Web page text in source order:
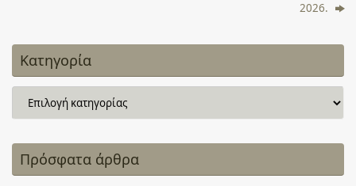
2026.
Κατηγορία
Πρόσφατα άρθρα